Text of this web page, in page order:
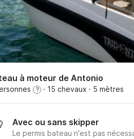
à moteur de Antonio
? · 15 chevaux · 5 mètres
Avec ou sans skipper
Le permis bateau n'est pas